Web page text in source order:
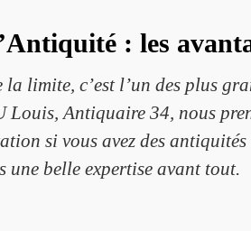
: les
limite, c’est l’un des plus
Louis, Antiquaire 34, nous
si vous avez des
une belle expertise avant tout.